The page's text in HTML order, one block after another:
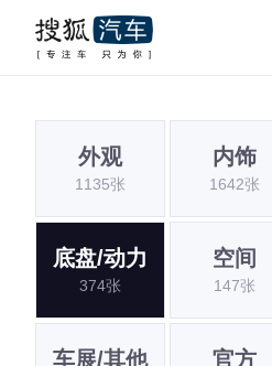
外观
1135张
内饰
1642张
底盘/动力
374张
空间
147张
车展/其他 官方